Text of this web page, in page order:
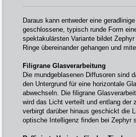
Daraus kann entweder eine
geschlossene, typisch runde Form
spektakulärsten Variante bildet
Ringe übereinander gehangen und
Filigrane Glasverarbeitung
Die mundgeblasenen Diffusoren sind
den Untergrund für eine horizontale
abwechseln. Die filigrane
wird das Licht verteilt und entlang der
verbirgt darüber hinaus geschickt die
optische Intelligenz finden bei Zephyr